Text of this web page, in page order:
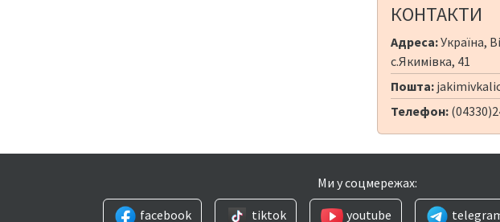
КОНТАКТИ
Адреса:Україна,
с.Якимівка, 41
Пошта:
Телефон:
Ми у соцмережах:
facebook
tiktok youtube